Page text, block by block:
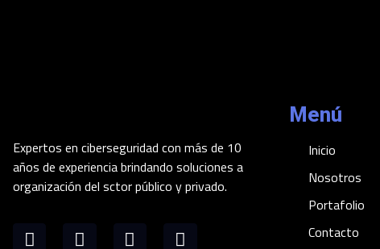
Expertos en ciberseguridad con más de 10
años de experiencia brindando soluciones a
organización del sctor público y privado.
Menú
Inicio
Nosotros
Portafolio
Contacto